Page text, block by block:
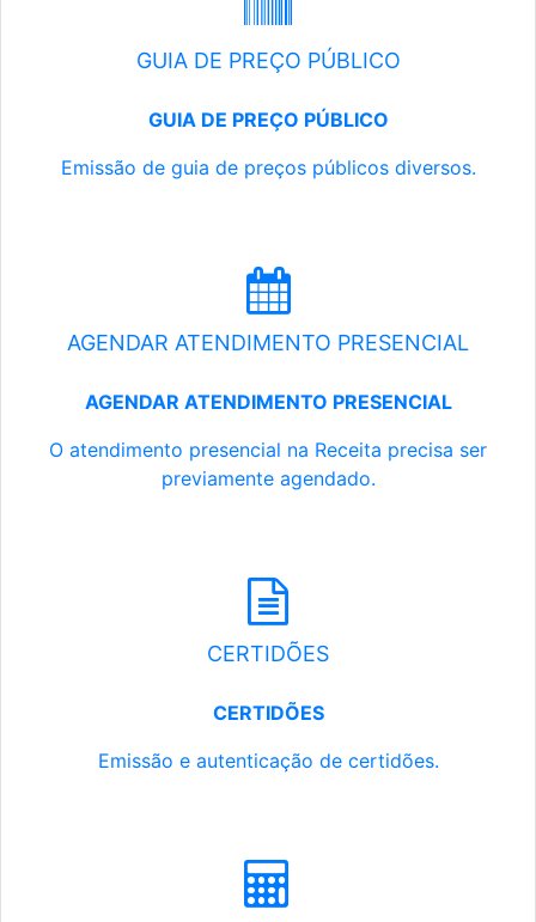
GUIA DE PREÇO PÚBLICO
GUIA DE PREÇO PÚBLICO
Emissão de guia de preços públicos diversos.
AGENDAR ATENDIMENTO PRESENCIAL
AGENDAR ATENDIMENTO PRESENCIAL
O atendimento presencial na Receita precisa ser
previamente agendado.
CERTIDÕES
CERTIDÕES
Emissão e autenticação de certidões.